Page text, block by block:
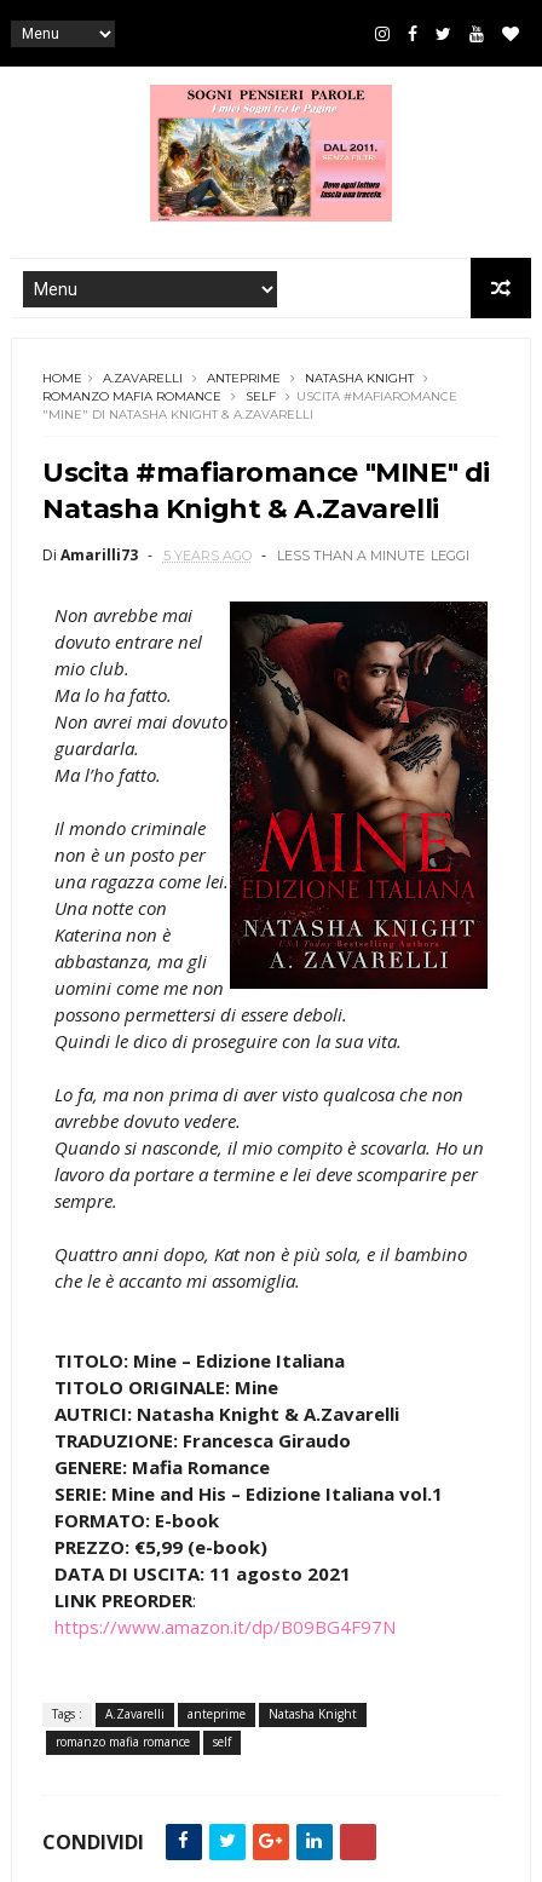
HOME A.ZAVARELLI ANTEPRIME
NATASHA KNIGHT
ROMANZO MAFIA ROMANCE
SELF
USCITA #MAFIAROMANCE
"MINE" DI NATASHA KNIGHT & A.ZAVARELLI
Uscita #mafiaromance "MINE" di
Natasha Knight & A.Zavarelli
Di Amarilli73 5 YEARS AGO LESS THAN A MINUTE LEGGI
Non avrebbe mai
dovuto entrare nel
mio club.
Ma lo ha fatto.
Non avrei mai dovuto
guardarla.
Ma l’ho fatto.
Il mondo criminale
non è un posto per
una ragazza come lei.
Una notte con
Katerina non è
abbastanza, ma gli
uomini come me non
possono permettersi di essere deboli.
Quindi le dico di proseguire con la sua vita.
Lo fa, ma non prima di aver visto qualcosa che non
avrebbe dovuto vedere.
Quando si nasconde, il mio compito è scovarla. Ho un
lavoro da portare a termine e lei deve scomparire per
sempre.
Quattro anni dopo, Kat non è più sola, e il bambino
che le è accanto mi assomiglia.
TITOLO: Mine – Edizione Italiana
TITOLO ORIGINALE: Mine
AUTRICI: Natasha Knight & A.Zavarelli
TRADUZIONE: Francesca Giraudo
GENERE: Mafia Romance
SERIE: Mine and His – Edizione Italiana vol.1
FORMATO: E-book
PREZZO: €5,99 (e-book)
DATA DI USCITA: 11 agosto 2021
LINK PREORDER:
https://www.amazon.it/dp/B09BG4F97N
Tags : A.Zavarelli anteprime
Natasha Knight
romanzo mafia romance
self
CONDIVIDI